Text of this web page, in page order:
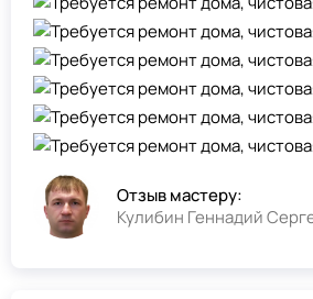
Отзыв мастеру:
Кулибин Геннадий